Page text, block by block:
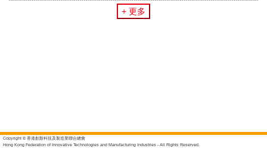
+ 更多
Copyright © 香港創新科技及製造業聯合總會
Hong Kong Federation of Innovative Technologies and Manufacturing Industries - All Rights Reserved.